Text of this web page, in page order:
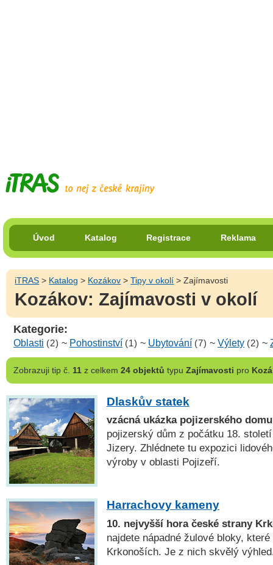
Úvod Katalog Registrace Reklama
iTRAS > Katalog > Kozákov >Tipy v okolí > Zajímavosti
Kozákov: Zajímavosti v okolí
Kategorie:
Oblasti (2) ~ Pohostinství (1) ~ Ubytování (7) ~ Výlety (2) ~
Zobrazujitip č. 11z celkem 24 objektů typu Zajímavosti pro
Dlaskův statek
vzácná ukázka pojizerského domu
pojizerský dům z počátku 18.
Jizery. Zhlédnete tu expozici
výroby v oblasti Pojizeří.
Harrachovy kameny
10. nejvyšší hora české strany
najdete nápadné žulové bloky,
Krkonoších. Je z nich skvělý